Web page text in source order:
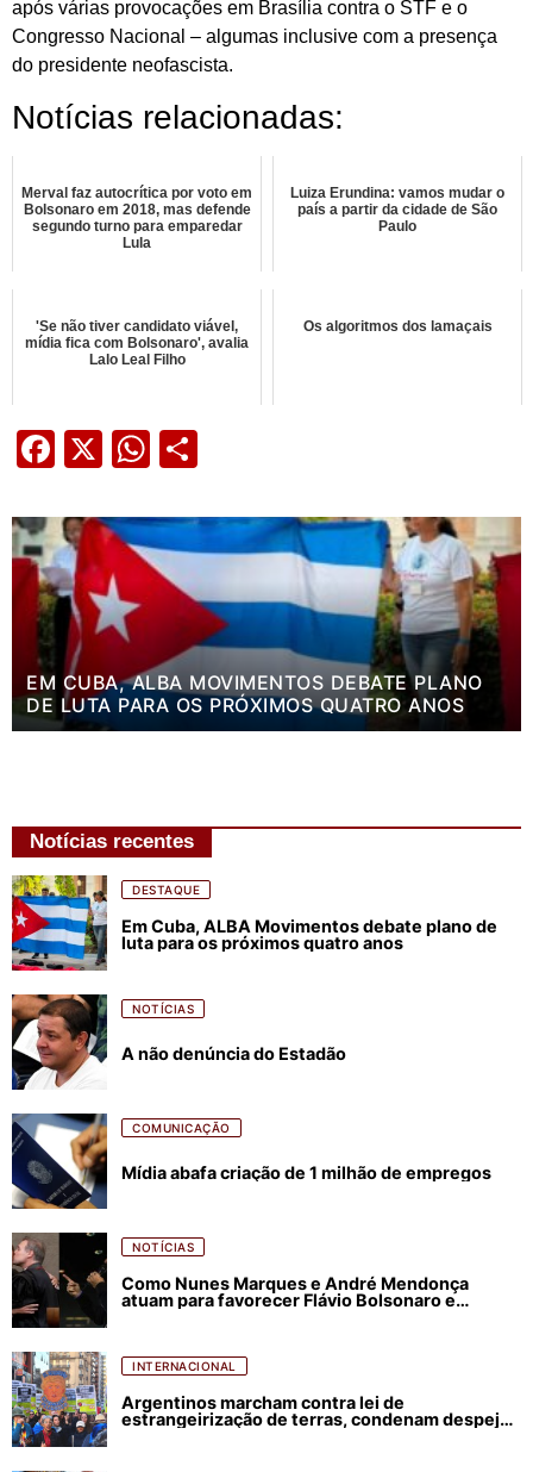
após várias provocações em Brasília contra o STF e o
Congresso Nacional – algumas inclusive com a presença
do presidente neofascista.
Notícias relacionadas:
Merval faz autocrítica por voto em
Bolsonaro em 2018, mas defende
segundo turno para emparedar
Lula
Luiza Erundina: vamos mudar o
país a partir da cidade de São
Paulo
'Se não tiver candidato viável,
mídia fica com Bolsonaro', avalia
Lalo Leal Filho
Os algoritmos dos lamaçais
Facebook
X WhatsApp
EM CUBA, ALBA MOVIMENTOS DEBATE PLANO
DE LUTA PARA OS PRÓXIMOS QUATRO ANOS
Notícias recentes
DESTAQUE
Em Cuba, ALBA Movimentos debate plano de
luta para os próximos quatro anos
NOTÍCIAS
A não denúncia do Estadão
COMUNICAÇÃO
Mídia abafa criação de 1 milhão de empregos
NOTÍCIAS
Como Nunes Marques e André Mendonça
atuam para favorecer Flávio Bolsonaro e
INTERNACIONAL
Argentinos marcham contra lei de
estrangeirização de terras, condenam despejos